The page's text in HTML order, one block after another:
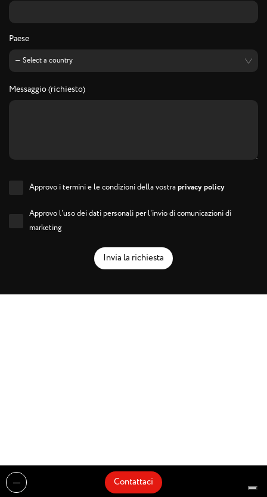
Paese
Messaggio (richiesto)
Approvo i termini e le condizioni della vostraprivacy policy
Approvo l'uso dei dati personali per l'invio di comunicazioni di
marketing
Invia la richiesta
Contattaci